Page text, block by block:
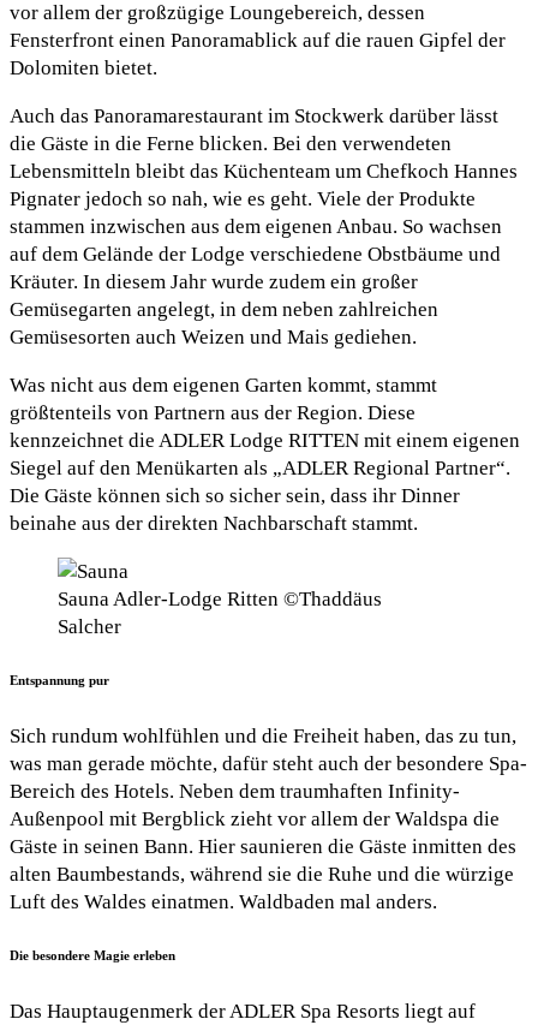
vor allem der großzügige Loungebereich, dessen
Fensterfront einen Panoramablick auf die rauen Gipfel der
Dolomiten bietet.
Auch das Panoramarestaurant im Stockwerk darüber lässt
die Gäste in die Ferne blicken. Bei den verwendeten
Lebensmitteln bleibt das Küchenteam um Chefkoch Hannes
Pignater jedoch so nah, wie es geht. Viele der Produkte
stammen inzwischen aus dem eigenen Anbau. So wachsen
auf dem Gelände der Lodge verschiedene Obstbäume und
Kräuter. In diesem Jahr wurde zudem ein großer
Gemüsegarten angelegt, in dem neben zahlreichen
Gemüsesorten auch Weizen und Mais gediehen.
Was nicht aus dem eigenen Garten kommt, stammt
größtenteils von Partnern aus der Region. Diese
kennzeichnet die ADLER Lodge RITTEN mit einem eigenen
Siegel auf den Menükarten als „ADLER Regional Partner“.
Die Gäste können sich so sicher sein, dass ihr Dinner
beinahe aus der direkten Nachbarschaft stammt.
Sauna Adler-Lodge Ritten ©Thaddäus
Salcher
Entspannung pur
Sich rundum wohlfühlen und die Freiheit haben, das zu tun,
was man gerade möchte, dafür steht auch der besondere Spa-
Bereich des Hotels. Neben dem traumhaften Infinity-
Außenpool mit Bergblick zieht vor allem der Waldspa die
Gäste in seinen Bann. Hier saunieren die Gäste inmitten des
alten Baumbestands, während sie die Ruhe und die würzige
Luft des Waldes einatmen. Waldbaden mal anders.
Die besondere Magie erleben
Das Hauptaugenmerk der ADLER Spa Resorts liegt auf